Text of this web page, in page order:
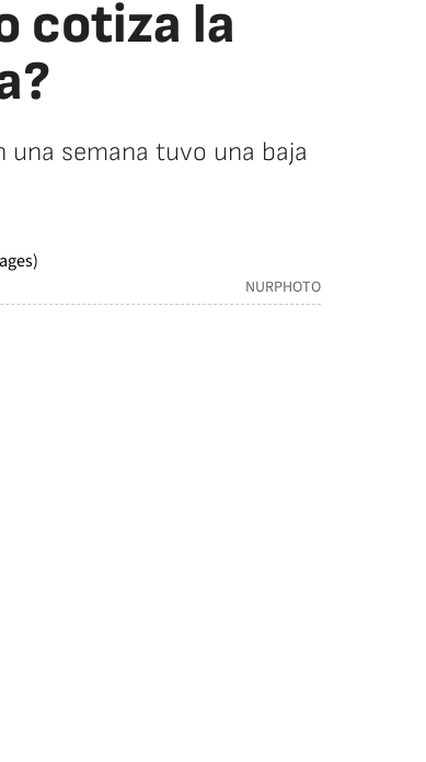
cotiza la
semana tuvo una baja
NURPHOTO